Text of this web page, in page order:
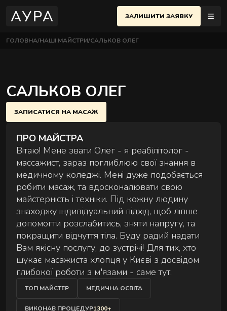
ЗАЛИШИТИ ЗАЯВКУ
ГОЛОВНА НАШІ МАЙСТРИ САЛЬКОВ ОЛЕГ
САЛЬКОВ ОЛЕГ
ЗАПИСАТИСЯ НА МАСАЖ
ПРО МАЙСТРА
Вітаю! Мене звати Олег - я реабілітолог -
массажист, зараз поглиблюю свої знання в
медичному коледжі. Мені дуже подобається
робити масаж, та вдосконалювати свою
майстерність і техніки. Під кожну людину
знаходжу індивідуальний підхід, щоб ліпше
допомогти розслабитись, зняти напругу, та
покращити відчуття тіла. Буду радий надати
Вам якісну послугу, до зустрічі! Для тих, хто
шукає масажиста хлопця у Києві з досвідом
глибокої роботи з м'язами - саме тут.
ТОП МАЙСТЕР МЕДИЧНА ОСВІТА
ВИКОНАВ ПРОЦЕДУР1300+
ПОЛТАВА
РАЙОН
Коновальця, 32Б, Київ
РАЙОН
1, Київ
ШКОЛА
МАСАЖІ
ОСНОВНІ МАСАЖІ
Найпопулярніші техніки для розслаблення й
відновлення тіла.
ПАРНІ МАСАЖІ
Сеанс для двох — поруч, синхронно й у комфорті
на вибір.